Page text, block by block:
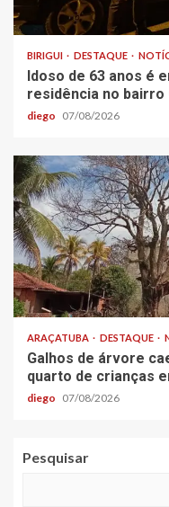
BIRIGUI DESTAQUE
Idoso de 63 anos é
residência no bairro
diego 07/08/2026
ARAÇATUBA DESTAQUE
Galhos de árvore
quarto de crianças
diego 07/08/2026
Pesquisar